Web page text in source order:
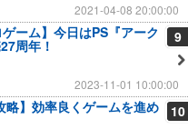
2021-04-08 20:00:00
9
ゲーム】今日はPS『アーク
周年！
2023-11-01 10:00:00
10
略】効率良くゲームを進め